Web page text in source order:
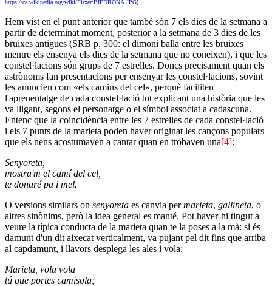
https://ca.wikipedia.org/wiki/Fitxer:BIEDRONA.JPG]
Hem vist en el punt anterior que també són 7 els dies de la setmana a
partir de determinat moment, posterior a la setmana de 3 dies de les
bruixes antigues (SRB p. 300: el dimoni balla entre les bruixes
mentre els ensenya els dies de la setmana que no coneixen), i que les
constel·lacions són grups de 7 estrelles. Doncs precisament quan els
astrònoms fan presentacions per ensenyar les constel·lacions, sovint
les anuncien com «els camins del cel», perquè faciliten
l'aprenentatge de cada constel·lació tot explicant una història que les
va lligant, segons el personatge o el símbol associat a cadascuna.
Entenc que la coincidència entre les 7 estrelles de cada constel·lació
i els 7 punts de la marieta poden haver originat les cançons populars
que els nens acostumaven a cantar quan en trobaven una[4]:
Senyoreta,
mostra'm el camí del cel,
te donaré pa i mel.
O versions similars on senyoreta es canvia permarieta, gallineta, o
altres sinònims, però la idea general es manté. Pot haver-hi tingut a
veure la típica conducta de la marieta quan te la poses a la mà: si és
damunt d'un dit aixecat verticalment, va pujant pel dit fins que arriba
al capdamunt, i llavors desplega les ales i vola:
Marieta, vola vola
tú que portes camisola;